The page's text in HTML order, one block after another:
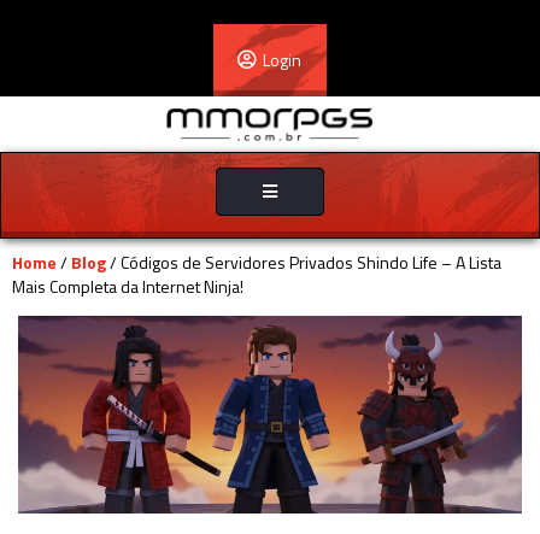
Login
Toggle
navigation
Home/Blog/ Códigos de Servidores Privados Shindo Life – A Lista
Mais Completa da Internet Ninja!